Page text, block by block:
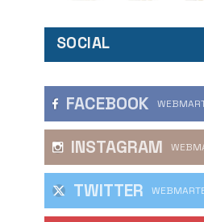
SOCIAL
FACEBOOK
INSTAGRAM
TWITTER